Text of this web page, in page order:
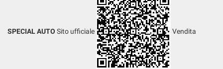
SPECIAL AUTO Sito ufficiale Vendita